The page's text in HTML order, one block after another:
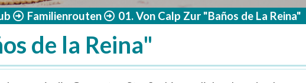
Familienrouten 01. Von Calp Zur "Baños de La Reina"
de la Reina"